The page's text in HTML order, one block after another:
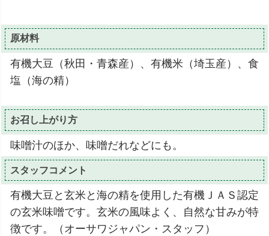
原材料
有機大豆（秋田・青森産）、有機米（埼玉産）、食
塩（海の精）
お召し上がり方
味噌汁のほか、味噌だれなどにも。
スタッフコメント
有機大豆と玄米と海の精を使用した有機ＪＡＳ認定
の玄米味噌です。玄米の風味よく、自然な甘みが特
徴です。（オーサワジャパン・スタッフ）